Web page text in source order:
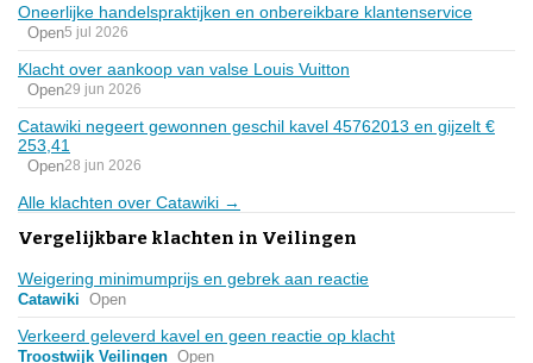
Oneerlijke handelspraktijken en onbereikbare klantenservice
Open5 jul 2026
Klacht over aankoop van valse Louis Vuitton
Open29 jun 2026
Catawiki negeert gewonnen geschil kavel 45762013 en gijzelt €
253,41
Open28 jun 2026
Alle klachten over Catawiki →
Vergelijkbare klachten in Veilingen
Weigering minimumprijs en gebrek aan reactie
Catawiki Open
Verkeerd geleverd kavel en geen reactie op klacht
Troostwijk Veilingen Open